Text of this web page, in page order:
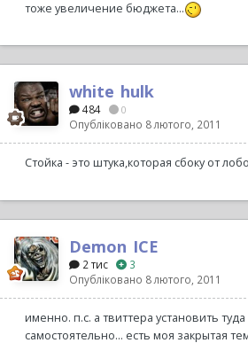
тоже увеличение бюджета...
white_hulk
484 0
Опубліковано 8 лютого, 2011
Стойка - это штука,которая сбоку от
Demon_ICE
2 тис
3
Опубліковано 8 лютого, 2011
именно. п.с. а твиттера установить
самостоятельно... есть моя закрытая